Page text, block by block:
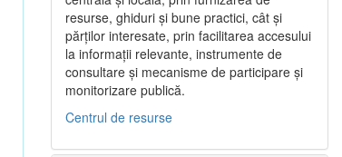
resurse, ghiduri și bune practici, cât și
părților interesate, prin facilitarea accesului
la informații relevante, instrumente de
consultare și mecanisme de participare și
monitorizare publică.
Centrul de resurse